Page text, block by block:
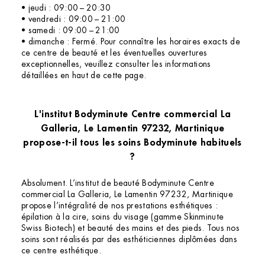
• jeudi : 09:00 – 20:30
• vendredi : 09:00 – 21:00
• samedi : 09:00 – 21:00
• dimanche : Fermé. Pour connaître les horaires exacts de
ce centre de beauté et les éventuelles ouvertures
exceptionnelles, veuillez consulter les informations
détaillées en haut de cette page.
L'institut Bodyminute Centre commercial La
Galleria, Le Lamentin 97232, Martinique
propose-t-il tous les soins Bodyminute habituels
?
Absolument. L’institut de beauté Bodyminute Centre
commercial La Galleria, Le Lamentin 97232, Martinique
propose l’intégralité de nos prestations esthétiques :
épilation à la cire, soins du visage (gamme Skinminute
Swiss Biotech) et beauté des mains et des pieds. Tous nos
soins sont réalisés par des esthéticiennes diplômées dans
ce centre esthétique.